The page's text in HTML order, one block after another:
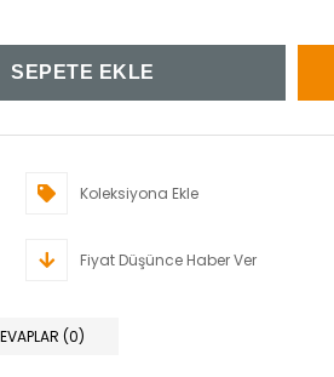
Koleksiyona Ekle
Fiyat Düşünce Haber Ver
(0)